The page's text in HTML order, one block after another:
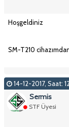
Hoşgeldiniz
SM-T210
14-12-2017, Saat:
Sermis
STF Üyesi